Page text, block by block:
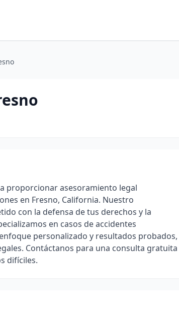
proporcionar asesoramiento legal
en Fresno, California. Nuestro
con la defensa de tus derechos y la
en casos de accidentes
personalizado y resultados probados,
Contáctanos para una consulta gratuita
difíciles.